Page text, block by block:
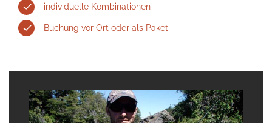
individuelle Kombinationen
Buchung vor Ort oder als Paket